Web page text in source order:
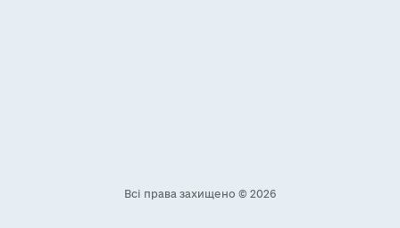
Всі права захищено © 2026